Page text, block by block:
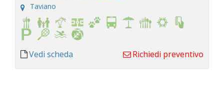
Taviano
Vedi scheda Richiedi preventivo